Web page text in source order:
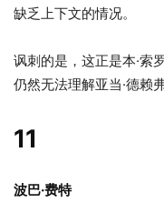
缺乏上下文的情况。
讽刺的是，这正是本·索
仍然无法理解亚当·德赖
11
波巴·费特